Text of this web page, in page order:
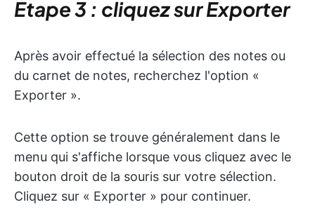
Étape 3 : cliquez sur Exporter
Après avoir effectué la sélection des notes ou
du carnet de notes, recherchez l'option «
Exporter ».
Cette option se trouve généralement dans le
menu qui s'affiche lorsque vous cliquez avec le
bouton droit de la souris sur votre sélection.
Cliquez sur « Exporter » pour continuer.